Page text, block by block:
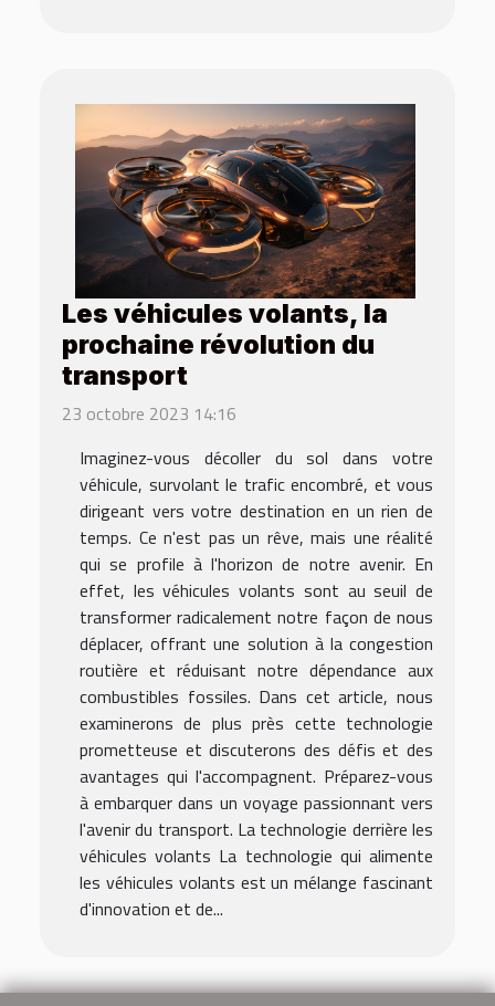
Les véhicules volants, la
prochaine révolution du
transport
23 octobre 2023 14:16
Imaginez-vous décoller du sol dans votre
véhicule, survolant le trafic encombré, et vous
dirigeant vers votre destination en un rien de
temps. Ce n'est pas un rêve, mais une réalité
qui se profile à l'horizon de notre avenir. En
effet, les véhicules volants sont au seuil de
transformer radicalement notre façon de nous
déplacer, offrant une solution à la congestion
routière et réduisant notre dépendance aux
combustibles fossiles. Dans cet article, nous
examinerons de plus près cette technologie
prometteuse et discuterons des défis et des
avantages qui l'accompagnent. Préparez-vous
à embarquer dans un voyage passionnant vers
l'avenir du transport. La technologie derrière les
véhicules volants La technologie qui alimente
les véhicules volants est un mélange fascinant
d'innovation et de...